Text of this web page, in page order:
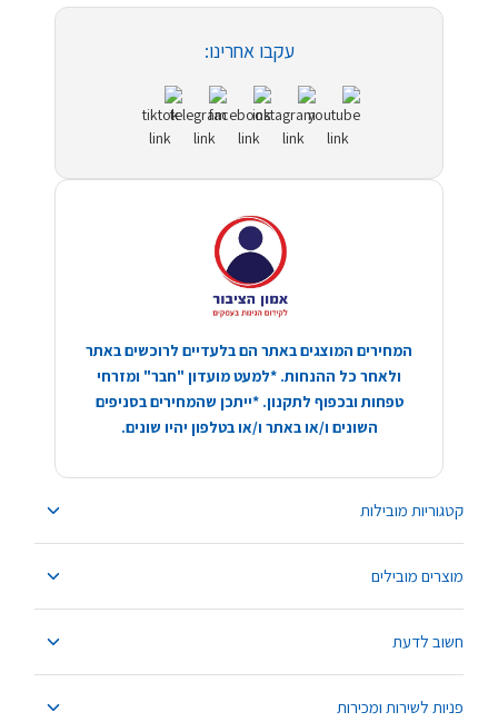
קטגוריות מובילות
מוצרים מובילים
חשוב לדעת
פניות לשירות ומכירות
עקבו אחרינו:
המחירים המוצגים באתר הם בלעדיים לרוכשים באתר
ולאחר כל ההנחות. *למעט מועדון "חבר" ומזרחי
טפחות ובכפוף לתקנון. *ייתכן שהמחירים בסניפים
השונים ו/או באתר ו/או בטלפון יהיו שונים.